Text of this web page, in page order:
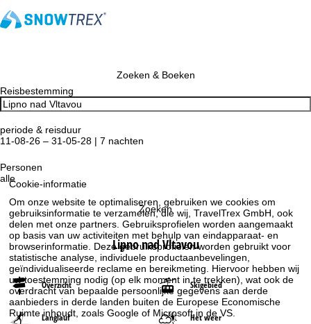
Cookie-informatie
Om onze website te optimaliseren, gebruiken we cookies om
gebruiksinformatie te verzamelen, die wij, TravelTrex GmbH, ook
delen met onze partners. Gebruiksprofielen worden aangemaakt
op basis van uw activiteiten met behulp van eindapparaat- en
browserinformatie. Deze gebruiksprofielen worden gebruikt voor
statistische analyse, individuele productaanbevelingen,
geïndividualiseerde reclame en bereikmeting. Hiervoor hebben wij
uw toestemming nodig (op elk moment in te trekken), wat ook de
overdracht van bepaalde persoonlijke gegevens aan derde
aanbieders in derde landen buiten de Europese Economische
Ruimte inhoudt, zoals Google of Microsoft in de VS.
Zoeken & Boeken
Reisbestemming
periode & reisduur
11-08-26 – 31-05-28 | 7 nachten
Personen
alle
Zoeken
Lipno nad Vltavou
Overzicht Skigebied
Langlauf Het weer